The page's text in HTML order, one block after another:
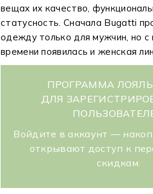
вещах их качество,
статусность. Сначала Bugatti
одежду только для мужчин, но с
времени появилась и женская
ПРОГРАММА
ДЛЯ
Войдите в аккаунт —
открывают доступ к
скидкам.